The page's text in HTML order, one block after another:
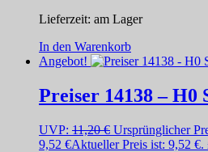
Lieferzeit: am Lager
In den Warenkorb
Angebot!
Preiser 14138 – H0
UVP: 11,20€ Ursprünglicher
9,52 €Aktueller Preis ist: 9,52 €.